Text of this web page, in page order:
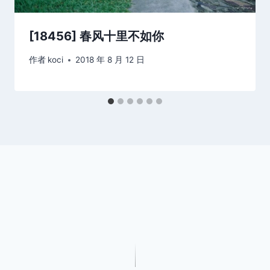
[18456] 春风十里不如你
作者 koci 2018 年 8 月 12 日